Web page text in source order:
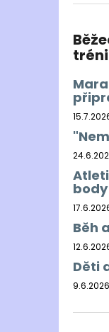
body
Běh
Děti
9.6.2026
899